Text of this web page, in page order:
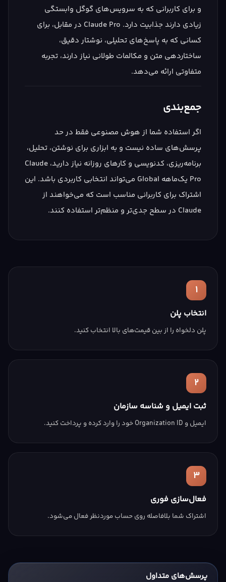
و برای کاربرانی که به سرویس‌های گوگل وابستگی
زیادی دارند جذابیت دارد. Claude Pro در مقابل، برای
کسانی که به پاسخ‌های تحلیلی، نوشتار دقیق،
ساختاردهی متن و مکالمات طولانی نیاز دارند، تجربه
متفاوتی ارائه می‌دهد.
جمع‌بندی
اگر استفاده شما از هوش مصنوعی فقط در حد
پرسش‌های ساده نیست و به ابزاری برای نوشتن، تحلیل،
برنامه‌ریزی، کدنویسی و کارهای روزانه نیاز دارید، Claude
Pro یک‌ماهه Global می‌تواند انتخابی کاربردی باشد. این
اشتراک برای کاربرانی مناسب است که می‌خواهند از
Claude در سطح جدی‌تر و منظم‌تر استفاده کنند.
۱
انتخاب پلن
پلن دلخواه را از بین قیمت‌های بالا انتخاب کنید.
۲
ثبت ایمیل و شناسه سازمان
ایمیل و Organization ID خود را وارد کرده و پرداخت کنید.
۳
فعال‌سازی فوری
اشتراک شما بلافاصله روی حساب موردنظر فعال می‌شود.
پرسش‌های متداول